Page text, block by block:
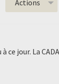
Actions
ce jour. La